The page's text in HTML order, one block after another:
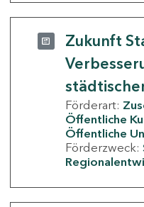
Zukunft
Förderart:
Öffentliche
Öffentliche
Förderzweck: